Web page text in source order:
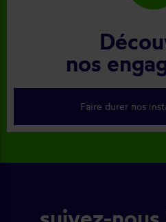
nos
Faire durer nos